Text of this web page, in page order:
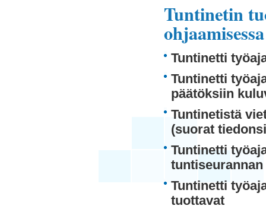
Tuntinetin
ohjaamisessa
Tuntinetti
Tuntinetti
päätöksiin
Tuntinetistä
(suorat
Tuntinetti
tuntiseurannan
Tuntinetti
tuottavat